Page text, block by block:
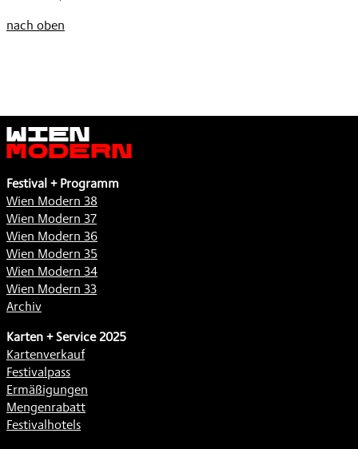
nach oben
Wien
Modern
Festival + Programm
Wien Modern 38
Wien Modern 37
Wien Modern 36
Wien Modern 35
Wien Modern 34
Wien Modern 33
Archiv
Karten + Service 2025
Kartenverkauf
Festivalpass
Ermäßigungen
Mengenrabatt
Festivalhotels